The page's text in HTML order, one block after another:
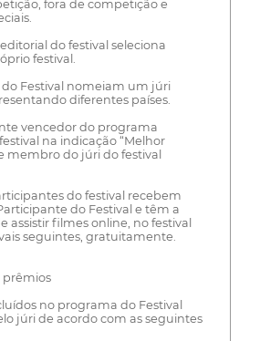
fora de competição e
editorial do festival seleciona
festival.
do Festival nomeiam um júri
diferentes países.
vencedor do programa
na indicação “Melhor
membro do júri do festival
do festival recebem
do Festival e têm a
assistir filmes online, no festival
seguintes, gratuitamente.
prêmios
no programa do Festival
júri de acordo com as seguintes